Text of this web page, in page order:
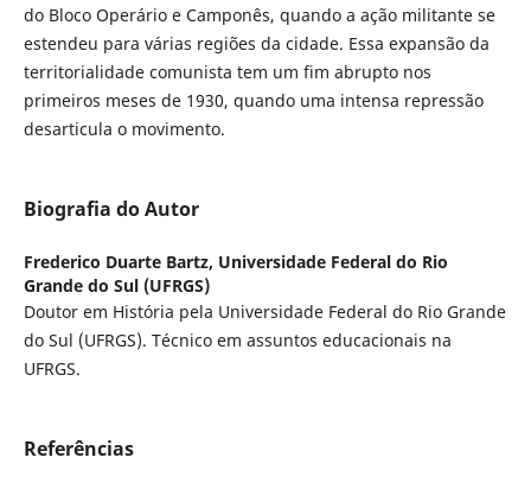
do Bloco Operário e Camponês, quando a ação militante se
estendeu para várias regiões da cidade. Essa expansão da
territorialidade comunista tem um fim abrupto nos
primeiros meses de 1930, quando uma intensa repressão
desarticula o movimento.
Biografia do Autor
Frederico Duarte Bartz, Universidade Federal do Rio
Grande do Sul (UFRGS)
Doutor em História pela Universidade Federal do Rio Grande
do Sul (UFRGS). Técnico em assuntos educacionais na
UFRGS.
Referências